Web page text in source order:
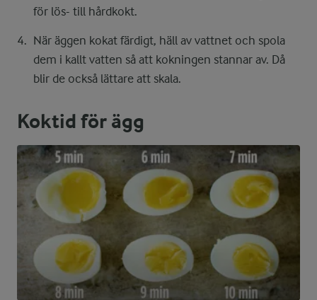
för lös- till hårdkokt.
När äggen kokat färdigt, häll av vattnet och spola
dem i kallt vatten så att kokningen stannar av. Då
blir de också lättare att skala.
Koktid för ägg